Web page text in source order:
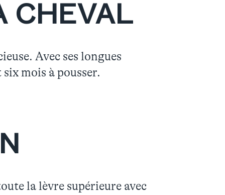
CHEVAL
Avec ses longues
mois à pousser.
la lèvre supérieure avec